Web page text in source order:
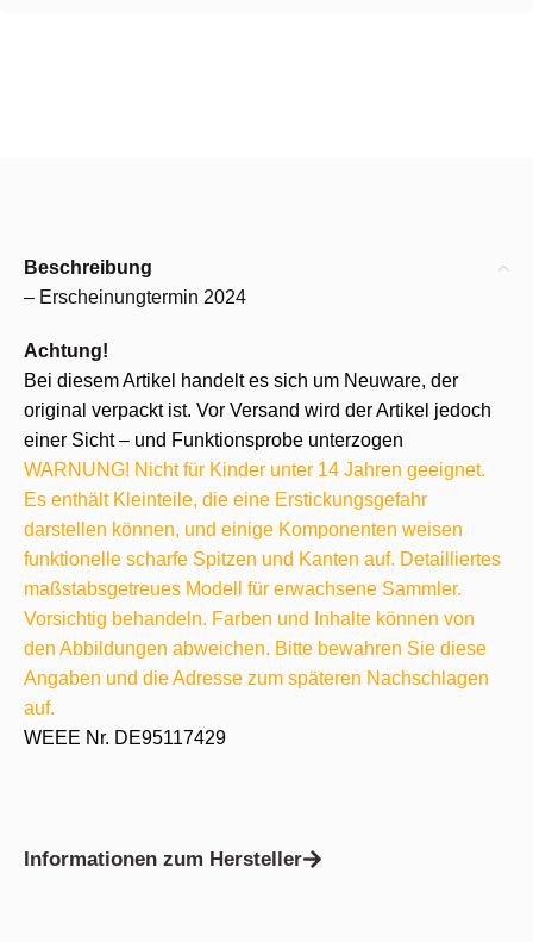
Beschreibung
– Erscheinungtermin 2024
Achtung!
Bei diesem Artikel handelt es sich um Neuware, der
original verpackt ist. Vor Versand wird der Artikel jedoch
einer Sicht – und Funktionsprobe unterzogen
WARNUNG! Nicht für Kinder unter 14 Jahren geeignet.
Es enthält Kleinteile, die eine Erstickungsgefahr
darstellen können, und einige Komponenten weisen
funktionelle scharfe Spitzen und Kanten auf. Detailliertes
maßstabsgetreues Modell für erwachsene Sammler.
Vorsichtig behandeln. Farben und Inhalte können von
den Abbildungen abweichen. Bitte bewahren Sie diese
Angaben und die Adresse zum späteren Nachschlagen
auf.
WEEE Nr. DE95117429
Informationen zum Hersteller